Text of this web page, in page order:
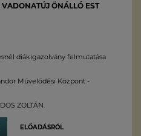
ÖNÁLLÓ EST
diákigazolvány felmutatása
Művelődési Központ -
ZOLTÁN.
ELŐADÁSRÓL